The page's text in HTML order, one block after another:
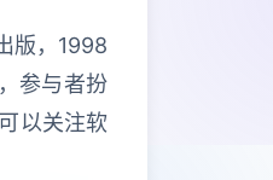
版，1998
参与者扮
以关注软